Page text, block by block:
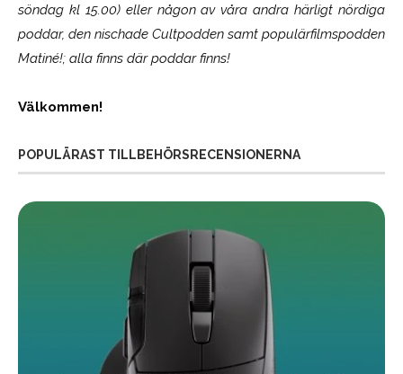
söndag kl 15.00) eller någon av våra andra härligt nördiga
poddar, den nischade Cultpodden samt populärfilmspodden
Matiné!; alla finns där poddar finns!
Välkommen!
POPULÄRAST TILLBEHÖRSRECENSIONERNA